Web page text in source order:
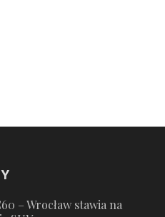
– Wrocław stawia na